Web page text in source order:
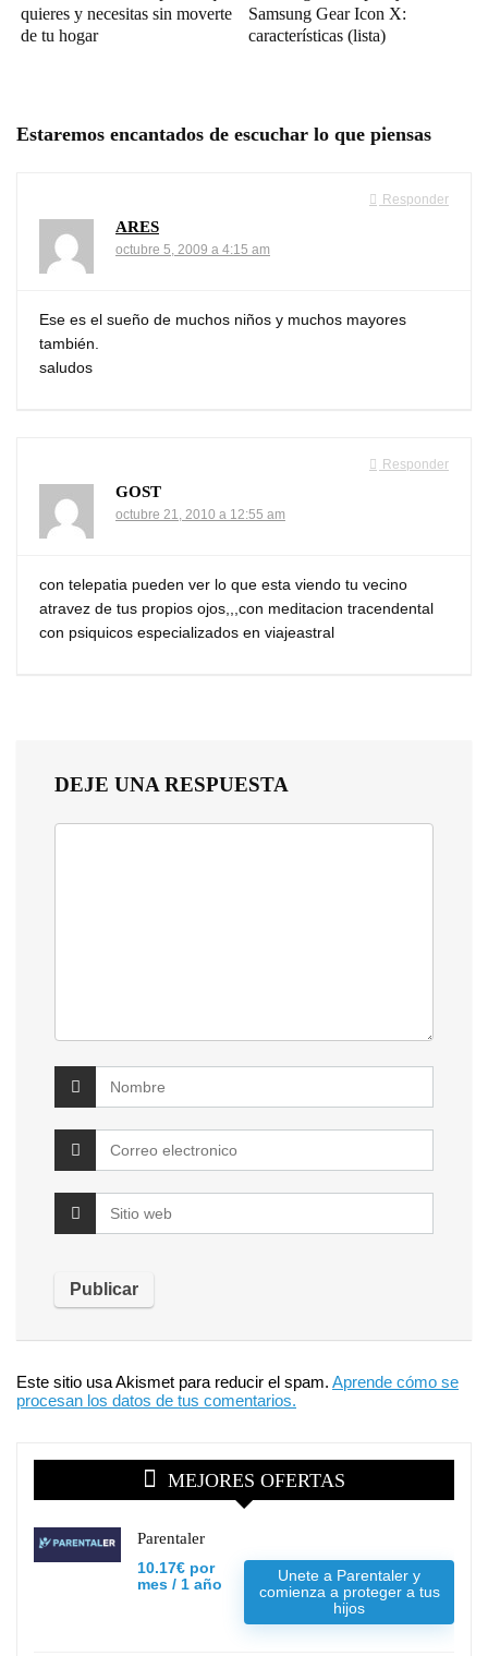
quieres y necesitas sin moverte
de tu hogar
Samsung Gear Icon X:
características (lista)
Estaremos encantados de escuchar lo que piensas
Responder
ARES
octubre 5, 2009 a 4:15 am
Ese es el sueño de muchos niños y muchos mayores
también.
saludos
Responder
GOST
octubre 21, 2010 a 12:55 am
con telepatia pueden ver lo que esta viendo tu vecino
atravez de tus propios ojos,,,con meditacion tracendental
con psiquicos especializados en viajeastral
DEJE UNA RESPUESTA
Este sitio usa Akismet para reducir el spam. Aprende cómo se
procesan los datos de tus comentarios.
MEJORES OFERTAS
Parentaler
10.17€ por
mes / 1 año
Unete a Parentaler y
comienza a proteger a tus
hijos